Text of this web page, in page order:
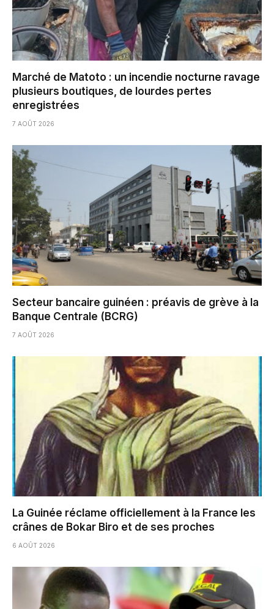
Marché de Matoto : un incendie nocturne ravage
plusieurs boutiques, de lourdes pertes
enregistrées
7 AOÛT 2026
Secteur bancaire guinéen : préavis de grève à la
Banque Centrale (BCRG)
7 AOÛT 2026
La Guinée réclame officiellement à la France les
crânes de Bokar Biro et de ses proches
6 AOÛT 2026